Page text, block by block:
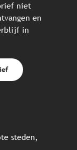
niet
en
in
steden,